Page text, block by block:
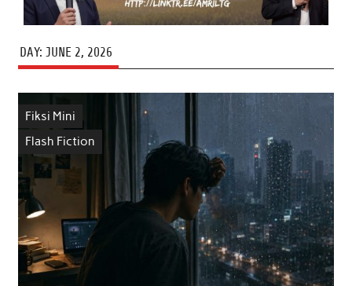
DAY: JUNE 2, 2026
Fiksi Mini
Flash Fiction